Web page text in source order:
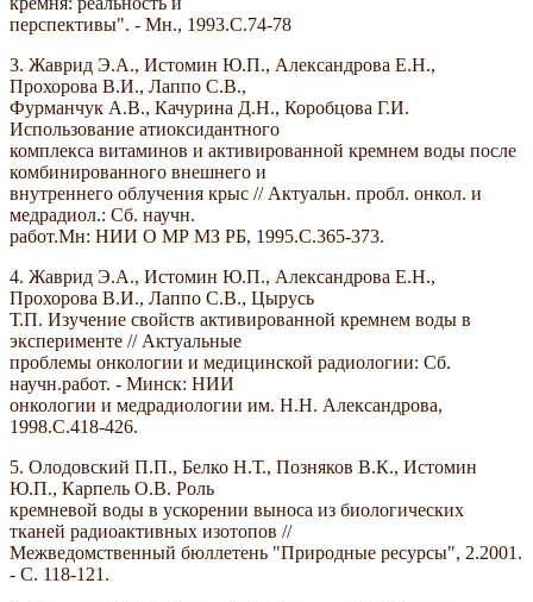
перспективы". - Мн., 1993.С.74-78
3. Жаврид Э.А., Истомин Ю.П., Александрова Е.Н.,
Прохорова В.И., Лаппо С.В.,
Фурманчук А.В., Качурина Д.Н., Коробцова Г.И.
Использование атиоксидантного
комплекса витаминов и активированной кремнем воды после
комбинированного внешнего и
внутреннего облучения крыс // Актуальн. пробл. онкол. и
медрадиол.: Сб. научн.
работ.Мн: НИИ О МР МЗ РБ, 1995.С.365-373.
4. Жаврид Э.А., Истомин Ю.П., Александрова Е.Н.,
Прохорова В.И., Лаппо С.В., Цырусь
Т.П. Изучение свойств активированной кремнем воды в
эксперименте // Актуальные
проблемы онкологии и медицинской радиологии: Сб.
научн.работ. - Минск: НИИ
онкологии и медрадиологии им. Н.Н. Александрова,
1998.С.418-426.
5. Олодовский П.П., Белко Н.Т., Позняков В.К., Истомин
Ю.П., Карпель О.В. Роль
кремневой воды в ускорении выноса из биологических
тканей радиоактивных изотопов //
Межведомственный бюллетень "Природные ресурсы", 2.2001.
- С. 118-121.